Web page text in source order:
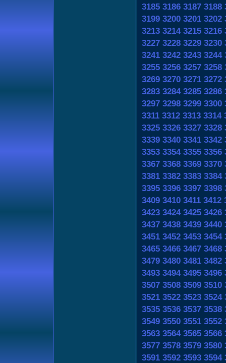
3185 3186 3187 3188
3199 3200 3201 3202
3213 3214 3215 3216
3227 3228 3229 3230
3241 3242 3243 3244
3255 3256 3257 3258
3269 3270 3271 3272
3283 3284 3285 3286
3297 3298 3299 3300
3311 3312 3313 3314
3325 3326 3327 3328
3339 3340 3341 3342
3353 3354 3355 3356
3367 3368 3369 3370
3381 3382 3383 3384
3395 3396 3397 3398
3409 3410 3411 3412
3423 3424 3425 3426
3437 3438 3439 3440
3451 3452 3453 3454
3465 3466 3467 3468
3479 3480 3481 3482
3493 3494 3495 3496
3507 3508 3509 3510
3521 3522 3523 3524
3535 3536 3537 3538
3549 3550 3551 3552
3563 3564 3565 3566
3577 3578 3579 3580
3591 3592 3593 3594